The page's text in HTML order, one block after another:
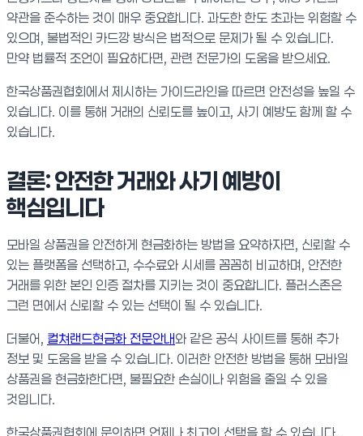
약관을 준수하는 것이 매우 중요합니다. 과도한 한도 초과는 위험할 수
있으며, 불법적인 카드깡 방식은 법적으로 문제가 될 수 있습니다.
만약 법률적 조언이 필요하다면, 관련 전문가의 도움을 받으세요.
한국상품권협회에서 제시하는 가이드라인을 따르면 안전성을 높일 수
있습니다. 이를 통해 거래의 신뢰도를 높이고, 사기 예방도 함께 할 수
있습니다.
결론: 안전한 거래와 사기 예방이
핵심입니다
모바일 상품권을 안전하게 현금화하는 방법을 요약하자면, 신뢰할 수
있는 플랫폼을 선택하고, 수수료와 시세를 꼼꼼히 비교하며, 안전한
거래를 위한 본인 인증 절차를 지키는 것이 중요합니다. 플러스존은
그런 면에서 신뢰할 수 있는 선택이 될 수 있습니다.
더불어, 컬쳐랜드현금화 전문안내와 같은 공식 사이트를 통해 추가
정보 및 도움을 받을 수 있습니다. 이러한 안전한 방법을 통해 모바일
상품권을 현금화한다면, 불필요한 손실이나 위험을 줄일 수 있을
것입니다.
한국상품권협회에 문의하면 언제나 최고의 선택을 할 수 있습니다.